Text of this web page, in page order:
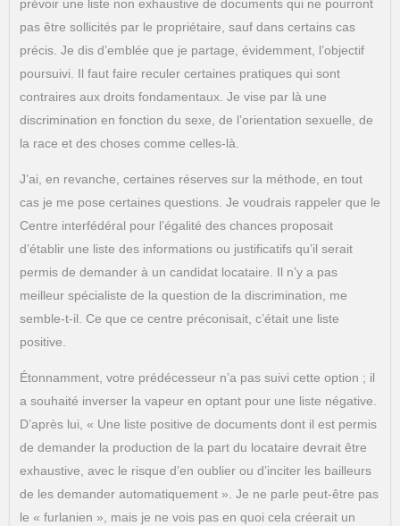
prévoir une liste non exhaustive de documents qui ne pourront
pas être sollicités par le propriétaire, sauf dans certains cas
précis. Je dis d’emblée que je partage, évidemment, l’objectif
poursuivi. Il faut faire reculer certaines pratiques qui sont
contraires aux droits fondamentaux. Je vise par là une
discrimination en fonction du sexe, de l’orientation sexuelle, de
la race et des choses comme celles-là.
J’ai, en revanche, certaines réserves sur la méthode, en tout
cas je me pose certaines questions. Je voudrais rappeler que le
Centre interfédéral pour l’égalité des chances proposait
d’établir une liste des informations ou justificatifs qu’il serait
permis de demander à un candidat locataire. Il n’y a pas
meilleur spécialiste de la question de la discrimination, me
semble-t-il. Ce que ce centre préconisait, c’était une liste
positive.
Étonnamment, votre prédécesseur n’a pas suivi cette option ; il
a souhaité inverser la vapeur en optant pour une liste négative.
D’après lui, « Une liste positive de documents dont il est permis
de demander la production de la part du locataire devrait être
exhaustive, avec le risque d’en oublier ou d’inciter les bailleurs
de les demander automatiquement ». Je ne parle peut-être pas
le « furlanien », mais je ne vois pas en quoi cela créerait un